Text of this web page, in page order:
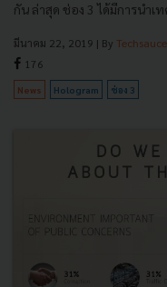
กัน ล่าสุด ช่อง 3 ได้มีการนำเท
มีนาคม 22, 2019 | By
176
News Hologram ช่อง 3